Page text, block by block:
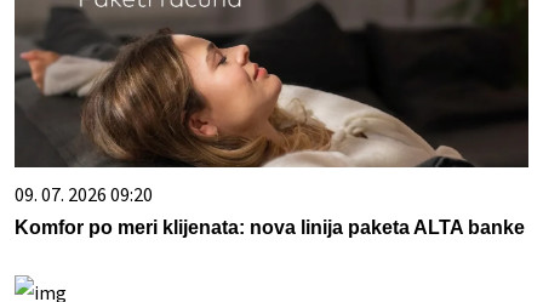
09. 07. 2026 09:20
Komfor po meri klijenata: nova linija paketa ALTA banke